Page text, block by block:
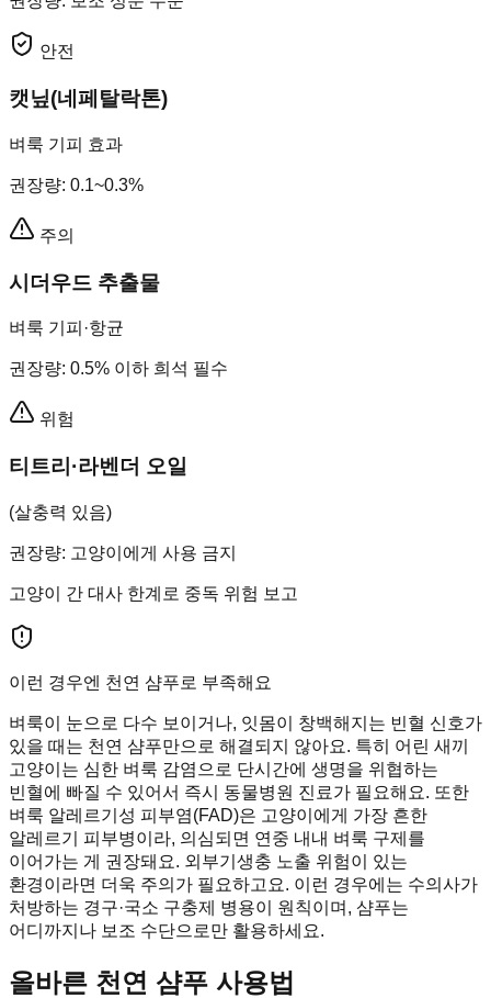
안전
캣닢(네페탈락톤)
벼룩 기피 효과
권장량: 0.1~0.3%
주의
시더우드 추출물
벼룩 기피·항균
권장량: 0.5% 이하 희석 필수
위험
티트리·라벤더 오일
(살충력 있음)
권장량: 고양이에게 사용 금지
고양이 간 대사 한계로 중독 위험 보고
이런 경우엔 천연 샴푸로 부족해요
벼룩이 눈으로 다수 보이거나, 잇몸이 창백해지는 빈혈 신호가
있을 때는 천연 샴푸만으로 해결되지 않아요. 특히 어린 새끼
고양이는 심한 벼룩 감염으로 단시간에 생명을 위협하는
빈혈에 빠질 수 있어서 즉시 동물병원 진료가 필요해요. 또한
벼룩 알레르기성 피부염(FAD)은 고양이에게 가장 흔한
알레르기 피부병이라, 의심되면 연중 내내 벼룩 구제를
이어가는 게 권장돼요. 외부기생충 노출 위험이 있는
환경이라면 더욱 주의가 필요하고요. 이런 경우에는 수의사가
처방하는 경구·국소 구충제 병용이 원칙이며, 샴푸는
어디까지나 보조 수단으로만 활용하세요.
올바른 천연 샴푸 사용법